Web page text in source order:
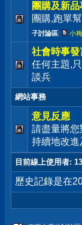
團購及新品
團購,跑單
子討論區: 小
社會時事發
任何主題,
談兵
網站事務
意見反應
請盡量將
持續地改進
目前線上使用者:
歷史記錄是在